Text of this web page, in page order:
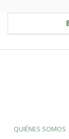
QUIÉNES SOMOS